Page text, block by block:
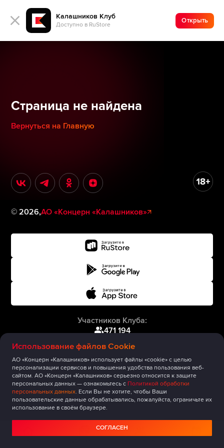
Калашников Клуб
Доступно в RuStore
Открыть
Использование файлов Cookie
АО «Концерн «Калашников» использует файлы «cookie» с целью
персонализации сервисов и повышения удобства пользования веб-
сайтом. АО «Концерн «Калашников» серьезно относится к защите
персональных данных — ознакомьтесь с Политикой обработки
персональных данных. Если Вы не хотите, чтобы Ваши
пользовательские данные обрабатывались, пожалуйста, ограничьте их
использование в своём браузере.
СОГЛАСЕН
Страница не найдена
Вернуться на Главную
©2026,АО «Концерн «Калашников»
Участников Клуба:
471 194